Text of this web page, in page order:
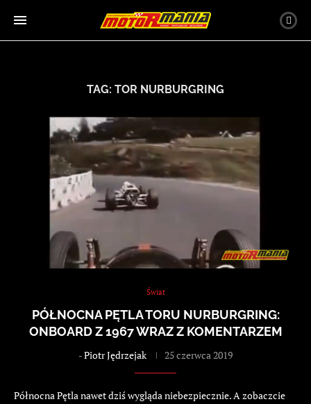
TAG: TOR NURBURGRING
Świat
PÓŁNOCNA PĘTLA TORU NURBURGRING:
ONBOARD Z 1967 WRAZ Z KOMENTARZEM
-Piotr Jędrzejak 25 czerwca 2019
Północna Pętla nawet dziś wygląda niebezpiecznie. A zobaczcie